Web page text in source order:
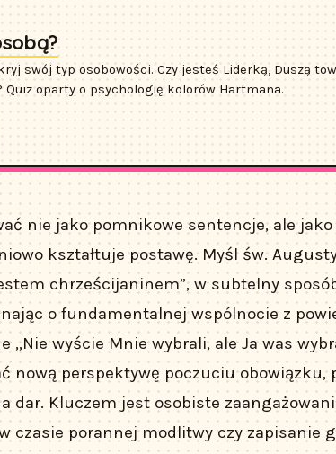
swój typ osobowości. Czy jesteś Liderką, Duszą
oparty o psychologię kolorów Hartmana.
nie jako pomnikowe sentencje, ale jako
kształtuje postawę. Myśl św.
chrześcijaninem”, w subtelny
o fundamentalnej wspólnocie z
wyście Mnie wybrali, ale Ja was
nową perspektywę poczuciu obowiązku,
dar. Kluczem jest osobiste
czasie porannej modlitwy czy zapisanie